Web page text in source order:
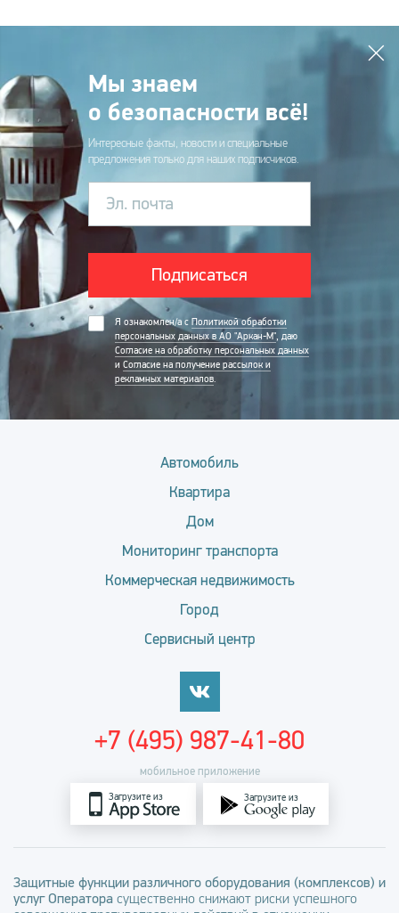
Мы знаем
о безопасности всё!
Интересные факты, новости и специальные
предложения только для наших подписчиков.
Эл. почта
Подписаться
Я ознакомлен/а с Политикой обработки
персональных данных в АО "Аркан-М", даю
Согласие на обработку персональных данных
и Согласие на получение рассылок и
рекламных материалов.
Автомобиль
Квартира
Дом
Мониторинг транспорта
Коммерческая недвижимость
Город
Сервисный центр
мобильное приложение
Загрузите из Загрузите из
+7 (495) 987-41-80
Защитные функции различного оборудования (комплексов) и
услуг Оператора существенно снижают риски успешного